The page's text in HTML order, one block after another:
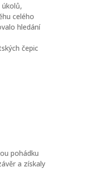
úkolů,
celého
hledání
čepic
pohádku
a získaly